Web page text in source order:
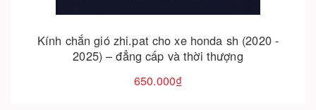
Kính chắn gió zhi.pat cho xe honda sh (2020 -
2025) – đẳng cấp và thời thượng
650.000₫